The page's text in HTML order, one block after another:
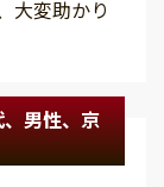
大変助かり
男性、京